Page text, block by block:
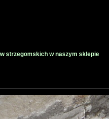
strzegomskich w naszym sklepie